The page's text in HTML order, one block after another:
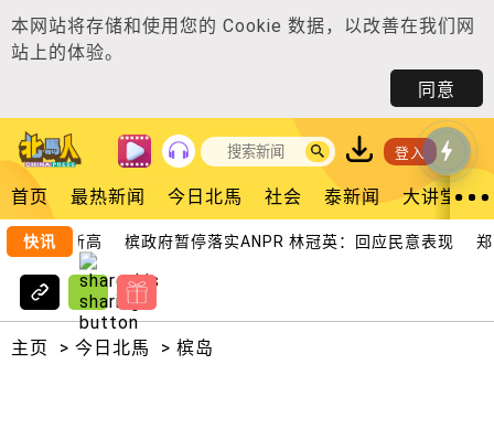
本网站将存储和使用您的 Cookie 数据，以改善在我们网
站上的体验。
同意
登入
首页 最热新闻 今日北馬 社会 泰新闻 大讲堂
快讯
历史新高 槟政府暂停落实ANPR 林冠英：回应民意表现 郑
主页 > 今日北馬 > 槟岛